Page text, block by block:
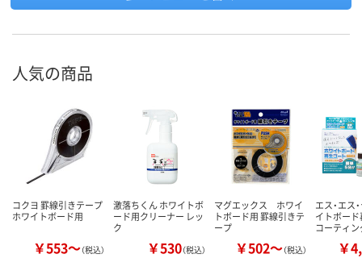
人気の商品
コクヨ 罫線引きテープ
ホワイトボード用
￥553～（税込）
激落ちくん ホワイトボ
ード用クリーナー レッ
ク
￥530（税込）
マグエックス ホワイ
トボード用 罫線引きテ
ープ
￥502～（税込）
エス・エス
イトボー
コーティ
￥